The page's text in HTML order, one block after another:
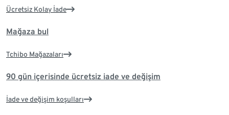
Ücretsiz Kolay İade
Mağaza bul
Tchibo Mağazaları
90 gün içerisinde ücretsiz iade ve değişim
İade ve değişim koşulları